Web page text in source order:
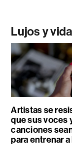
Lujos y
Artistas se
que sus voces
canciones
para entrenar a